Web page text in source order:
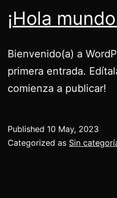
¡Hola
Bienvenido(a) a
primera entrada.
comienza a publicar!
Published 10 May, 2023
Categorized as Sin